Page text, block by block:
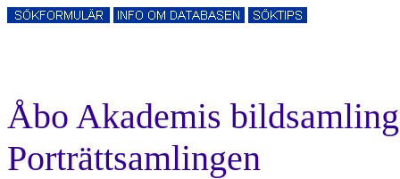
Åbo Akademis
Porträttsamlingen